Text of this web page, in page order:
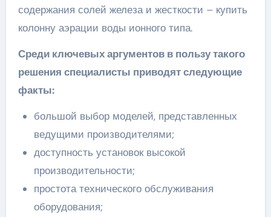
содержания солей железа и жесткости – купить
колонну аэрации воды ионного типа.
Среди ключевых аргументов в пользу такого
решения специалисты приводят следующие
факты:
большой выбор моделей, представленных
ведущими производителями;
доступность установок высокой
производительности;
простота технического обслуживания
оборудования;